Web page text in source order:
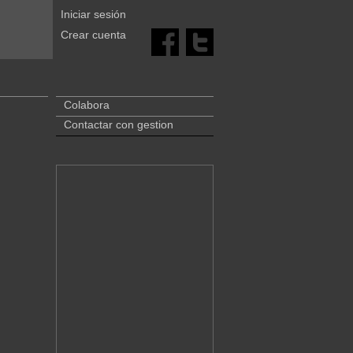
Iniciar sesión
Crear cuenta
Colabora
Contactar con gestion